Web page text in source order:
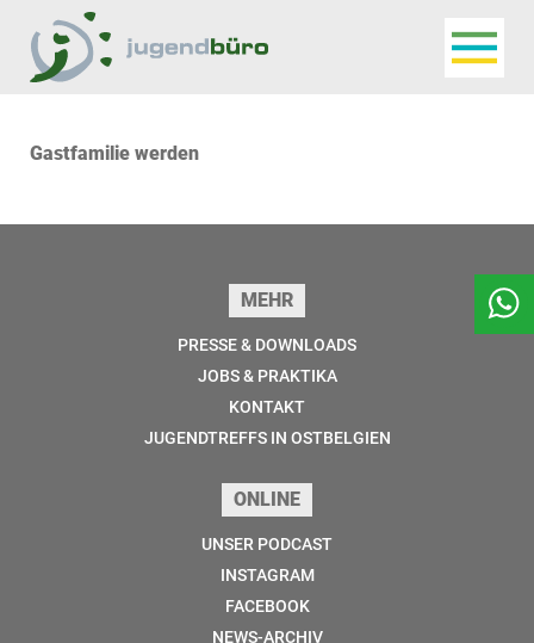
Gastfamilie werden
MEHR
PRESSE & DOWNLOADS
JOBS & PRAKTIKA
KONTAKT
JUGENDTREFFS IN OSTBELGIEN
ONLINE
UNSER PODCAST
INSTAGRAM
FACEBOOK
NEWS-ARCHIV